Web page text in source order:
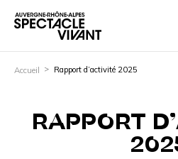
Accueil Rapport d’activité 2025
RAPPORT